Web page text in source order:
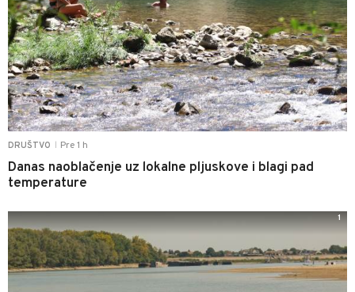
DRUŠTVO Pre 1 h
Danas naoblačenje uz lokalne pljuskove i blagi pad
temperature
1